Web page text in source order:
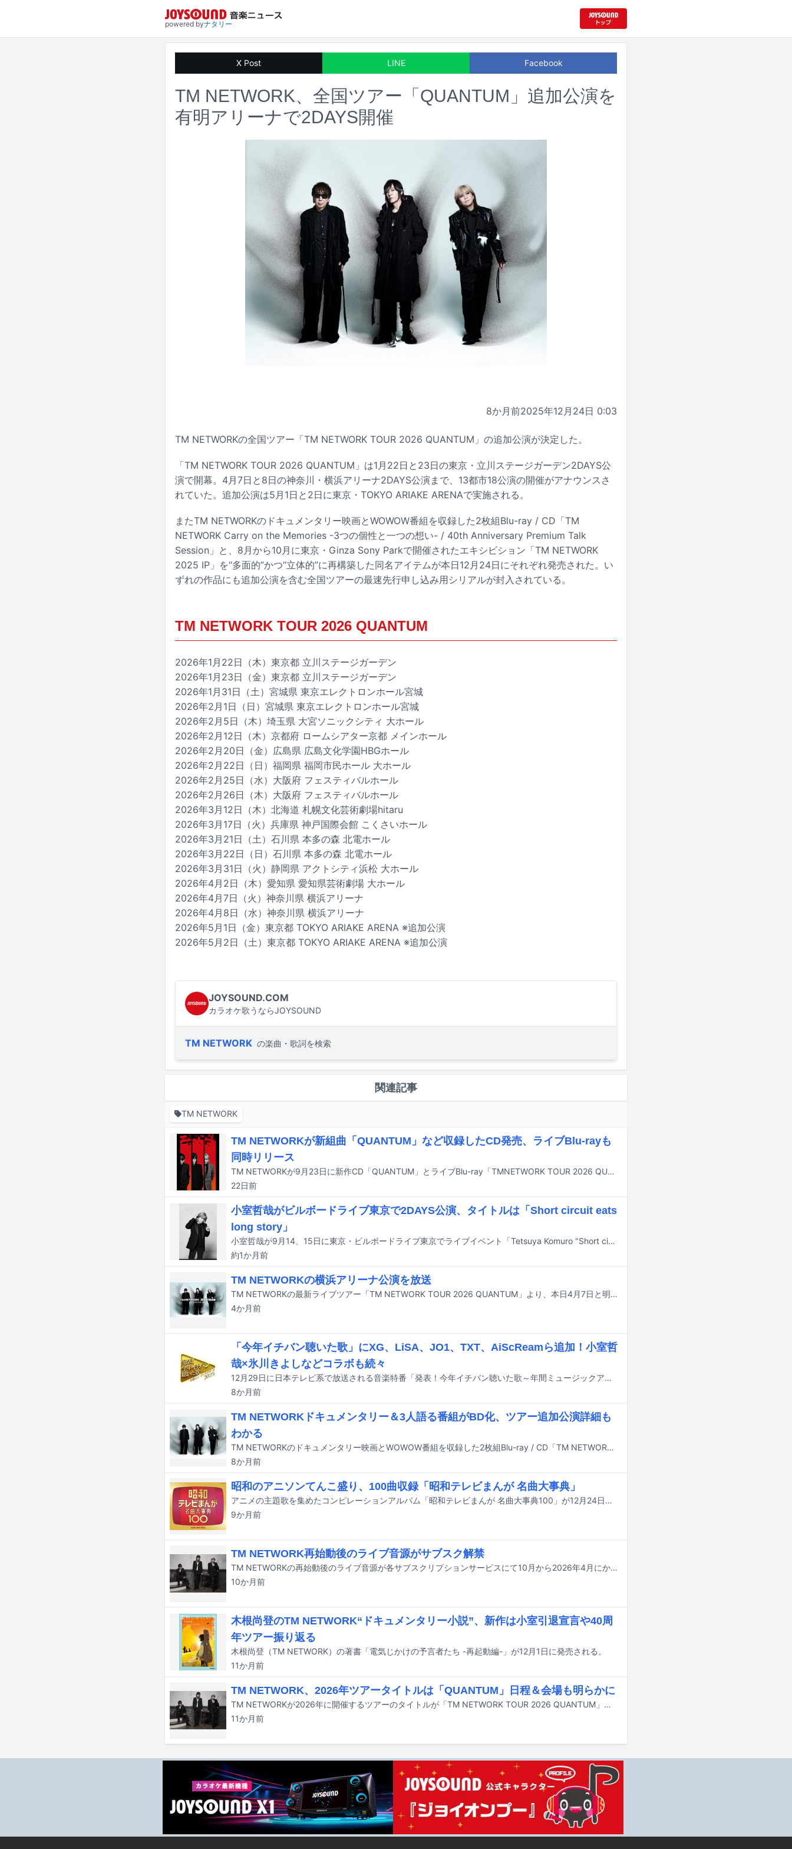
powered byナタリー
X Post LINE Facebook
TM NETWORK、全国ツアー「QUANTUM」追加公演を
有明アリーナで2DAYS開催
8か月前2025年12月24日 0:03
TM NETWORKの全国ツアー「TM NETWORK TOUR 2026 QUANTUM」の追加公演が決定した。
「TM NETWORK TOUR 2026 QUANTUM」は1月22日と23日の東京・立川ステージガーデン2DAYS公
演で開幕。4月7日と8日の神奈川・横浜アリーナ2DAYS公演まで、13都市18公演の開催がアナウンスさ
れていた。追加公演は5月1日と2日に東京・TOKYO ARIAKE ARENAで実施される。
またTM NETWORKのドキュメンタリー映画とWOWOW番組を収録した2枚組Blu-ray / CD「TM
NETWORK Carry on the Memories -3つの個性と一つの想い- / 40th Anniversary Premium Talk
Session」と、8月から10月に東京・Ginza Sony Parkで開催されたエキシビション「TM NETWORK
2025 IP」を“多面的”かつ“立体的”に再構築した同名アイテムが本日12月24日にそれぞれ発売された。い
ずれの作品にも追加公演を含む全国ツアーの最速先行申し込み用シリアルが封入されている。
TM NETWORK TOUR 2026 QUANTUM
2026年1月22日（木）東京都 立川ステージガーデン
2026年1月23日（金）東京都 立川ステージガーデン
2026年1月31日（土）宮城県 東京エレクトロンホール宮城
2026年2月1日（日）宮城県 東京エレクトロンホール宮城
2026年2月5日（木）埼玉県 大宮ソニックシティ 大ホール
2026年2月12日（木）京都府 ロームシアター京都 メインホール
2026年2月20日（金）広島県 広島文化学園HBGホール
2026年2月22日（日）福岡県 福岡市民ホール 大ホール
2026年2月25日（水）大阪府 フェスティバルホール
2026年2月26日（木）大阪府 フェスティバルホール
2026年3月12日（木）北海道 札幌文化芸術劇場hitaru
2026年3月17日（火）兵庫県 神戸国際会館 こくさいホール
2026年3月21日（土）石川県 本多の森 北電ホール
2026年3月22日（日）石川県 本多の森 北電ホール
2026年3月31日（火）静岡県 アクトシティ浜松 大ホール
2026年4月2日（木）愛知県 愛知県芸術劇場 大ホール
2026年4月7日（火）神奈川県 横浜アリーナ
2026年4月8日（水）神奈川県 横浜アリーナ
2026年5月1日（金）東京都 TOKYO ARIAKE ARENA ※追加公演
2026年5月2日（土）東京都 TOKYO ARIAKE ARENA ※追加公演
JOYSOUND.COM
カラオケ歌うならJOYSOUND
TM NETWORK の楽曲・歌詞を検索
関連記事
TM NETWORK
TM NETWORKが新組曲「QUANTUM」など収録したCD発売、ライブBlu-rayも
同時リリース
TM NETWORKが9月23日に新作CD「QUANTUM」とライブBlu-ray「TMNETWORK TOUR 2026 QUANTUM LIVE Blu-ray」を同時リリースする。
22日前
小室哲哉がビルボードライブ東京で2DAYS公演、タイトルは「Short circuit eats
long story」
小室哲哉が9月14、15日に東京・ビルボードライブ東京でライブイベント「Tetsuya Komuro "Short circuit eats long story"」を開催する。
約1か月前
TM NETWORKの横浜アリーナ公演を放送
TM NETWORKの最新ライブツアー「TM NETWORK TOUR 2026 QUANTUM」より、本日4月7日と明日8日に行われる神奈川・横浜アリーナ公演の模様が6月にWOWOWで放送・配信される。
4か月前
「今年イチバン聴いた歌」にXG、LiSA、JO1、TXT、AiScReamら追加！小室哲
哉×氷川きよしなどコラボも続々
12月29日に日本テレビ系で放送される音楽特番「発表！今年イチバン聴いた歌～年間ミュージックアワード 2025～」の出演アーティスト第2弾が発表された。
8か月前
TM NETWORKドキュメンタリー＆3人語る番組がBD化、ツアー追加公演詳細も
わかる
TM NETWORKのドキュメンタリー映画とWOWOW番組を収録した2枚組Blu-ray / CD「TM NETWORK Carry on the Memories -3つの個性と一つの想い- / 40th Anniversary Premium Talk Session」が、12月24日にリリースされる。
8か月前
昭和のアニソンてんこ盛り、100曲収録「昭和テレビまんが 名曲大事典」
アニメの主題歌を集めたコンピレーションアルバム「昭和テレビまんが 名曲大事典100」が12月24日にリリースされる。
9か月前
TM NETWORK再始動後のライブ音源がサブスク解禁
TM NETWORKの再始動後のライブ音源が各サブスクリプションサービスにて10月から2026年4月にかけて7カ月連続で配信される。
10か月前
木根尚登のTM NETWORK“ドキュメンタリー小説”、新作は小室引退宣言や40周
年ツアー振り返る
木根尚登（TM NETWORK）の著書「電気じかけの予言者たち -再起動編-」が12月1日に発売される。
11か月前
TM NETWORK、2026年ツアータイトルは「QUANTUM」日程＆会場も明らかに
TM NETWORKが2026年に開催するツアーのタイトルが「TM NETWORK TOUR 2026 QUANTUM」に決定。詳細日程もアナウンスされた。
11か月前